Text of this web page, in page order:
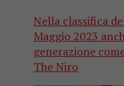
Nella classifica
Maggio 2023
generazione
The Niro